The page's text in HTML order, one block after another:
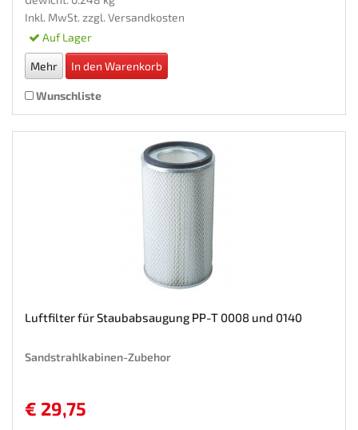
Inkl. MwSt. zzgl. Versandkosten
Auf Lager
Mehr In den Warenkorb
Wunschliste
Luftfilter für Staubabsaugung PP-T 0008 und 0140
Sandstrahlkabinen-Zubehor
€ 29,75